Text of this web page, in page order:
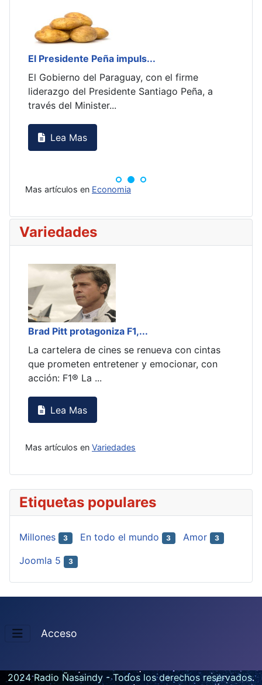
el firme
Peña, a
Mas artículos en Economia
Variedades
Brad Pitt protagoniza F1,...
La cartelera de cines se renueva con cintas
que prometen entretener y emocionar, con
acción: F1® La ...
Lea Mas
Mas artículos en Variedades
Etiquetas populares
Millones 3 En todo el mundo 3 Amor 3
Joomla 5 3
Acceso
2024 Radio Ñasaindy - Todos los derechos reservados